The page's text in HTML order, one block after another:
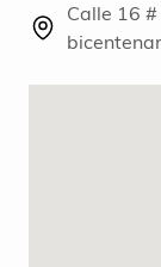
Calle 16